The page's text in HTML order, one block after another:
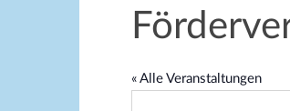
« Alle Veranstaltungen